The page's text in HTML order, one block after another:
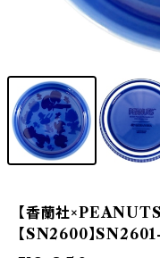
【香蘭社×PEANUTS
【SN2600】